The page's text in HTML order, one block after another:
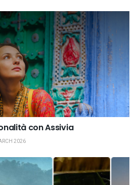
con Assivia
2026